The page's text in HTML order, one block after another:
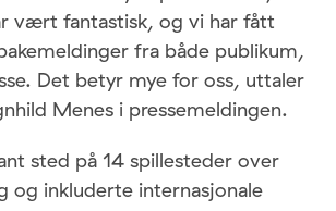
vært fantastisk, og vi har fått
fra både publikum,
Det betyr mye for oss, uttaler
Menes i pressemeldingen.
sted på 14 spillesteder over
og inkluderte internasjonale